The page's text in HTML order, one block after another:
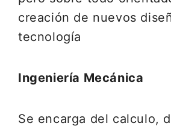
creación de nuevos
tecnología
Ingeniería Mecánica
Se encarga del calculo,